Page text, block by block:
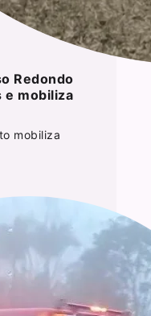
Redondo
e mobiliza
mobiliza